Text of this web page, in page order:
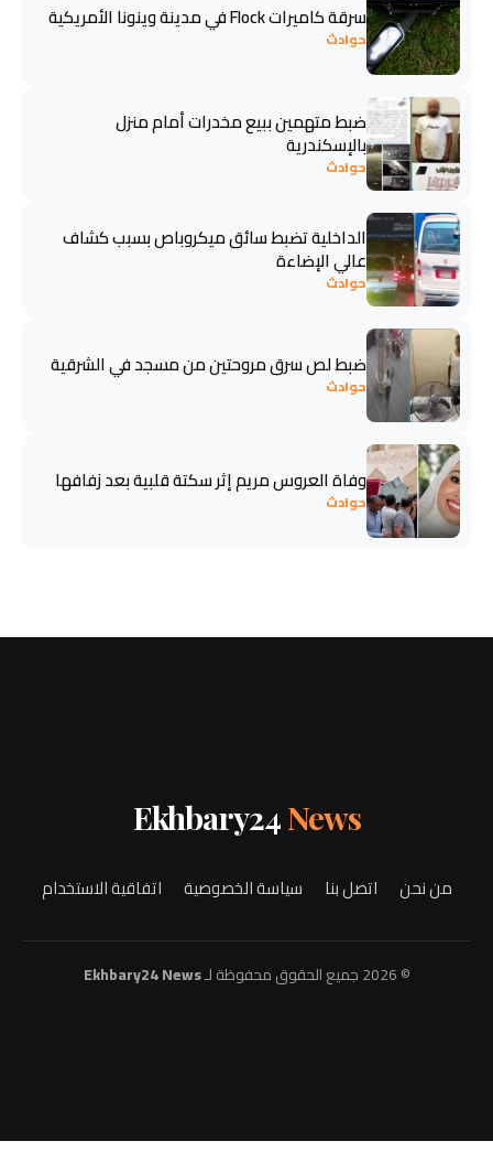
سرقة كاميرات Flock في مدينة وينونا الأمريكية
حوادث
ضبط متهمين ببيع مخدرات أمام منزل
بالإسكندرية
حوادث
الداخلية تضبط سائق ميكروباص بسبب كشاف
عالي الإضاءة
حوادث
ضبط لص سرق مروحتين من مسجد في الشرقية
حوادث
وفاة العروس مريم إثر سكتة قلبية بعد زفافها
حوادث
Ekhbary24News
من نحن اتصل بنا سياسة الخصوصية اتفاقية الاستخدام
© 2026 جميع الحقوق محفوظة لـ Ekhbary24 News